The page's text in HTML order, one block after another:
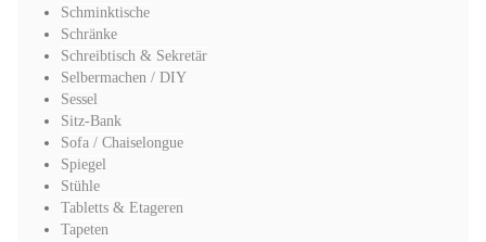
Schminktische
Schränke
Schreibtisch & Sekretär
Selbermachen / DIY
Sessel
Sitz-Bank
Sofa / Chaiselongue
Spiegel
Stühle
Tabletts & Etageren
Tapeten